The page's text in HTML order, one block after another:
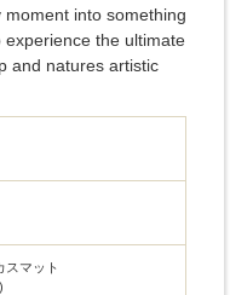
into something
the ultimate
and natures artistic
スマット